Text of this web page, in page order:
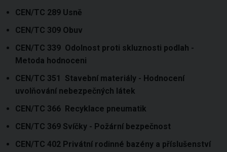
CEN/TC 289 Usně
CEN/TC 309 Obuv
CEN/TC 339 Odolnost proti skluznosti podlah -
Metoda hodnoceni
CEN/TC 351 Stavební materiály - Hodnocení
uvolňování nebezpečných látek
CEN/TC 366 Recyklace pneumatik
CEN/TC 369 Svíčky - Požární bezpečnost
CEN/TC 402 Privátní rodinné bazény a příslušenství